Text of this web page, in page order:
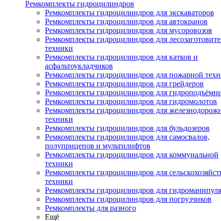
Ремкомплекты гидроцилиндров
Ремкомплекты гидроцилиндров для экскаваторов
Ремкомплекты гидроцилиндров для автокранов
Ремкомплекты гидроцилиндров для мусоровозов
Ремкомплекты гидроцилиндров для
техники
Ремкомплекты гидроцилиндров для катков и
асфальтоукладчиков
Ремкомплекты гидроцилиндров для пожарной
Ремкомплекты гидроцилиндров для грейдеров
Ремкомплекты гидроцилиндров для
Ремкомплекты гидроцилиндров для гидромолотов
Ремкомплекты гидроцилиндров для
техники
Ремкомплекты гидроцилиндров для бульдозеров
Ремкомплекты гидроцилиндров для самосвалов,
полуприцепов и мультилифтов
Ремкомплекты гидроцилиндров для коммунальной
техники
Ремкомплекты гидроцилиндров для
техники
Ремкомплекты гидроцилиндров для
Ремкомплекты гидроцилиндров для погрузчиков
Ремкомплекты для разного
Ещё